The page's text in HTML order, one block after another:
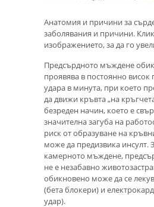
Анатомия и причини за
заболявания и причини.
изображението, за да го
Предсърдното мъждене
проявява в постоянно висок
удара в минута, при което
да движи кръвта „на
безреден начин, което е
значителна загуба на
риск от образуване на
може да предизвика инсулт.
камерното мъждене,
не е незабавно
обикновено може да се
(бета блокери) и
удар).